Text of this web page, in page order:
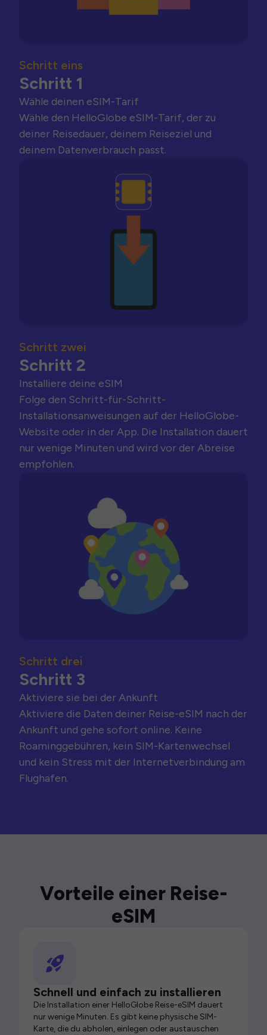
Schritt eins
Schritt 1
Wähle deinen eSIM-Tarif
Wähle den HelloGlobe eSIM-Tarif, der zu
deiner Reisedauer, deinem Reiseziel und
deinem Datenverbrauch passt.
Schritt zwei
Schritt 2
Installiere deine eSIM
Folge den Schritt-für-Schritt-
Installationsanweisungen auf der HelloGlobe-
Website oder in der App. Die Installation dauert
nur wenige Minuten und wird vor der Abreise
empfohlen.
Schritt drei
Schritt 3
Aktiviere sie bei der Ankunft
Aktiviere die Daten deiner Reise-eSIM nach der
Ankunft und gehe sofort online. Keine
Roaminggebühren, kein SIM-Kartenwechsel
und kein Stress mit der Internetverbindung am
Flughafen.
Vorteile einer Reise-
eSIM
Schnell und einfach zu installieren
Die Installation einer HelloGlobe Reise-eSIM dauert
nur wenige Minuten. Es gibt keine physische SIM-
Karte, die du abholen, einlegen oder austauschen